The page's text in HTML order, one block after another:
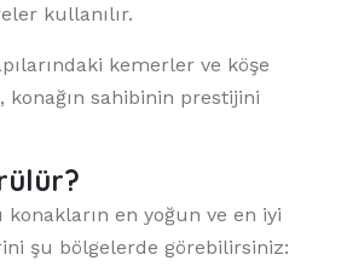
kullanılır.
kemerler ve köşe
konağın sahibinin prestijini
en yoğun ve en iyi
şu bölgelerde görebilirsiniz: